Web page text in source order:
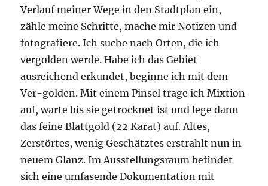
Verlauf meiner Wege in den Stadtplan ein,
zähle meine Schritte, mache mir Notizen und
fotografiere. Ich suche nach Orten, die ich
vergolden werde. Habe ich das Gebiet
ausreichend erkundet, beginne ich mit dem
Ver-golden. Mit einem Pinsel trage ich Mixtion
auf, warte bis sie getrocknet ist und lege dann
das feine Blattgold (22 Karat) auf. Altes,
Zerstörtes, wenig Geschätztes erstrahlt nun in
neuem Glanz. Im Ausstellungsraum befindet
sich eine umfasende Dokumentation mit